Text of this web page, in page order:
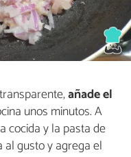
añade el
unos minutos. A
cocida y la pasta de
al gusto y agrega el